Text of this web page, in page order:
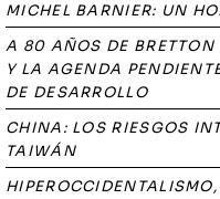
MICHEL BARNIER: UN
A 80 AÑOS DE
Y LA AGENDA
DE DESARROLLO
CHINA: LOS RIESGOS
TAIWÁN